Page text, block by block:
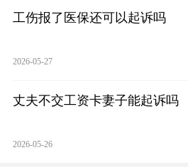
工伤报了医保还可以起诉吗
2026-05-27
丈夫不交工资卡妻子能起诉吗
2026-05-26